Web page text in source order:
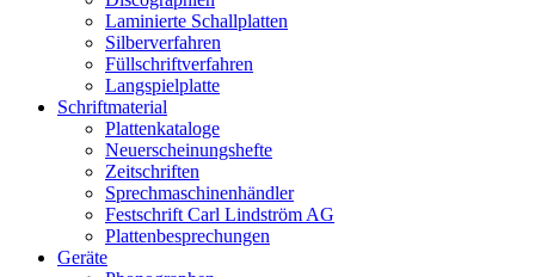
Laminierte Schallplatten
Silberverfahren
Füllschriftverfahren
Langspielplatte
Schriftmaterial
Plattenkataloge
Neuerscheinungshefte
Zeitschriften
Sprechmaschinenhändler
Festschrift Carl Lindström AG
Plattenbesprechungen
Geräte